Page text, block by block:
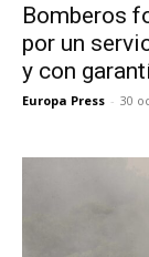
Bomberos
por un
y con
Europa Press - 30